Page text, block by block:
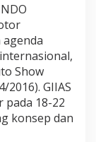
Show
2016). GIIAS
pada 18-22
konsep dan